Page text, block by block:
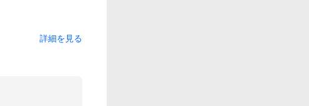
詳細を見る